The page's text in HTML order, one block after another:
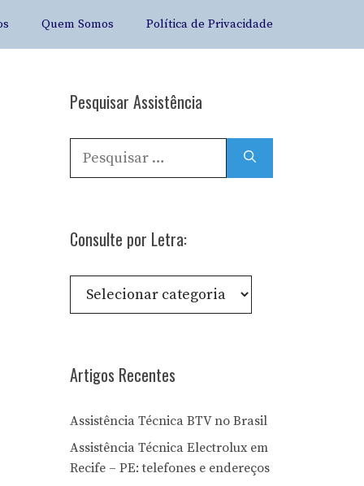
Quem Somos Política de Privacidade
Pesquisar Assistência
Pesquisar
por:
Consulte por Letra:
Consulte
Artigos Recentes
Assistência Técnica BTV no Brasil
Assistência Técnica Electrolux em
Recife – PE: telefones e endereços